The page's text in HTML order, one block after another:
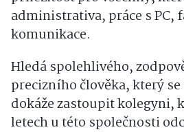
administrativa, práce s PC,
komunikace.
Hledá spolehlivého,
precizního člověka, který
dokáže zastoupit kolegyni,
letech u této společnosti